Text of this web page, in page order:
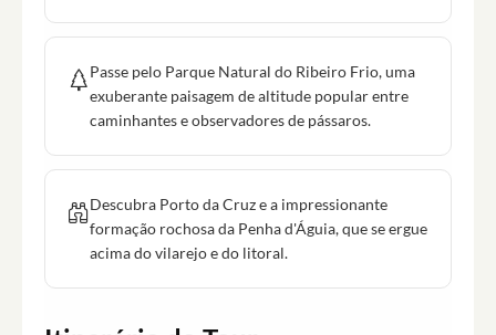
Passe pelo Parque Natural do Ribeiro Frio, uma
exuberante paisagem de altitude popular entre
caminhantes e observadores de pássaros.
Descubra Porto da Cruz e a impressionante
formação rochosa da Penha d'Águia, que se ergue
acima do vilarejo e do litoral.